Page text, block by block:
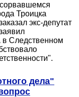
сорвавшемся
Троицка
экс-депутат
в Следственном
дела"